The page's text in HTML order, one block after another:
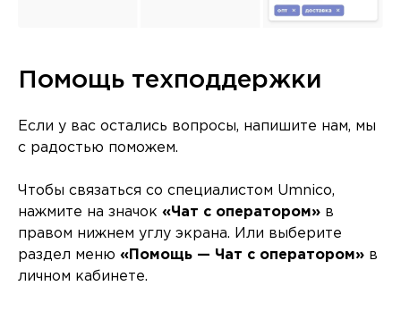
Помощь техподдержки
Если у вас остались вопросы, напишите нам, мы
с радостью поможем.
Чтобы связаться со специалистом Umnico,
нажмите на значок «Чат с оператором» в
правом нижнем углу экрана. Или выберите
раздел меню «Помощь — Чат с оператором» в
личном кабинете.